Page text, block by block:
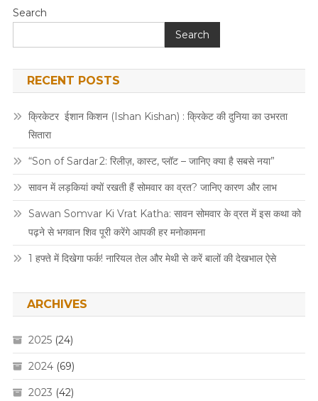
Search
Search
RECENT POSTS
क्रिकेटर ईशान किशन (Ishan Kishan) : क्रिकेट की दुनिया का उभरता
सितारा
“Son of Sardar 2: रिलीज़, कास्ट, प्लॉट – जानिए क्या है सबसे नया”
सावन में लड़कियां क्यों रखती हैं सोमवार का व्रत? जानिए कारण और लाभ
Sawan Somvar Ki Vrat Katha: सावन सोमवार के व्रत में इस कथा को
पढ़ने से भगवान शिव पूरी करेंगे आपकी हर मनोकामना
1 हफ्ते में दिखेगा फर्क! नारियल तेल और मेथी से करें बालों की देखभाल ऐसे
ARCHIVES
2025(24)
2024(69)
2023 (42)